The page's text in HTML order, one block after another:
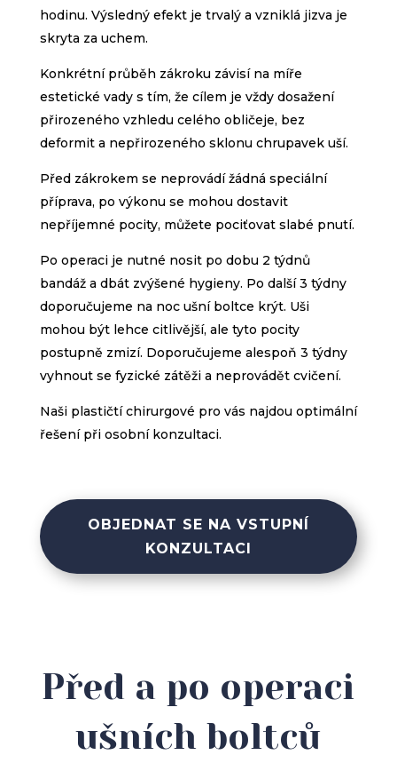
hodinu. Výsledný efekt je trvalý a vzniklá jizva je
skryta za uchem.
Konkrétní průběh zákroku závisí na míře
estetické vady s tím, že cílem je vždy dosažení
přirozeného vzhledu celého obličeje, bez
deformit a nepřirozeného sklonu chrupavek uší.
Před zákrokem se neprovádí žádná speciální
příprava, po výkonu se mohou dostavit
nepříjemné pocity, můžete pociťovat slabé pnutí.
Po operaci je nutné nosit po dobu 2 týdnů
bandáž a dbát zvýšené hygieny. Po další 3 týdny
doporučujeme na noc ušní boltce krýt. Uši
mohou být lehce citlivější, ale tyto pocity
postupně zmizí. Doporučujeme alespoň 3 týdny
vyhnout se fyzické zátěži a neprovádět cvičení.
Naši plastičtí chirurgové pro vás najdou optimální
řešení při osobní konzultaci.
OBJEDNAT SE NA VSTUPNÍ
KONZULTACI
Před a po operaci
ušních boltců